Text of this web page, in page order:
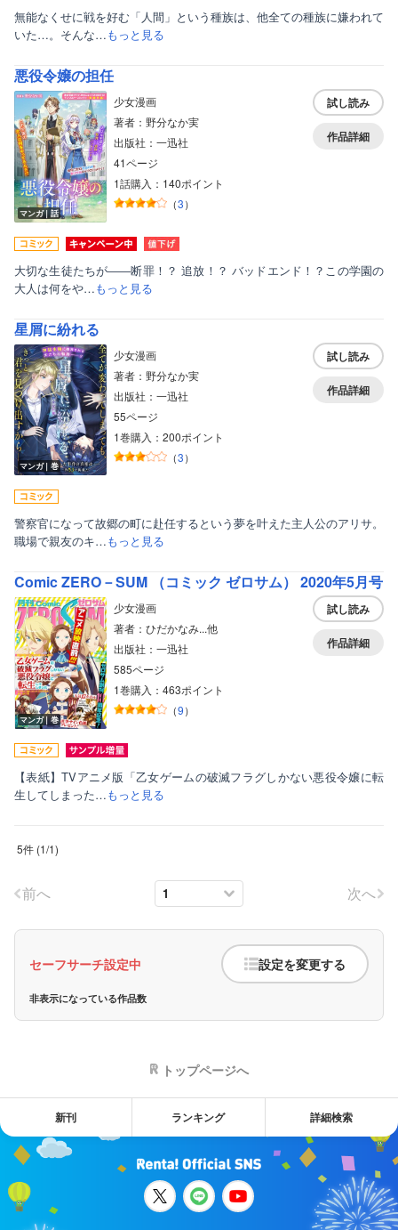
無能なくせに戦を好む「人間」という種族は、他全ての種族に嫌われて
いた…。そんな…もっと見る
悪役令嬢の担任
マンガ｜話
少女漫画
著者：野分なか実
出版社：一迅社
41ページ
1話購入：140ポイント
（3）
試し読み
作品詳細
大切な生徒たちが――断罪！？ 追放！？ バッドエンド！？この学園の
大人は何をや…もっと見る
星屑に紛れる
マンガ｜巻
少女漫画
著者：野分なか実
出版社：一迅社
55ページ
1巻購入：200ポイント
（3）
試し読み
作品詳細
警察官になって故郷の町に赴任するという夢を叶えた主人公のアリサ。
職場で親友のキ…もっと見る
Comic ZERO－SUM （コミック ゼロサム） 2020年5月号
マンガ｜巻
少女漫画
著者：ひだかなみ...他
出版社：一迅社
585ページ
1巻購入：463ポイント
（9）
試し読み
作品詳細
【表紙】TVアニメ版「乙女ゲームの破滅フラグしかない悪役令嬢に転
生してしまった…もっと見る
5件 (1/1)
前へ 次へ
セーフサーチ設定中 設定を変更する
非表示になっている作品数
ティーンズラブ
美女・美少女
女性写真集
トップページへ
新刊 ランキング 詳細検索